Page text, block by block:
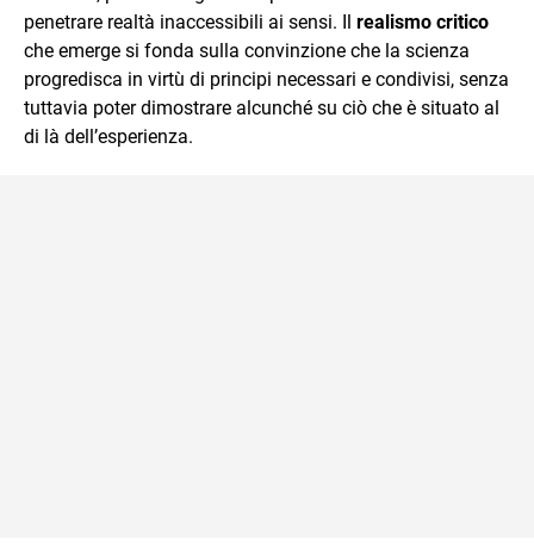
penetrare realtà inaccessibili ai sensi. Il realismo critico
che emerge si fonda sulla convinzione che la scienza
progredisca in virtù di principi necessari e condivisi, senza
tuttavia poter dimostrare alcunché su ciò che è situato al
di là dell’esperienza.